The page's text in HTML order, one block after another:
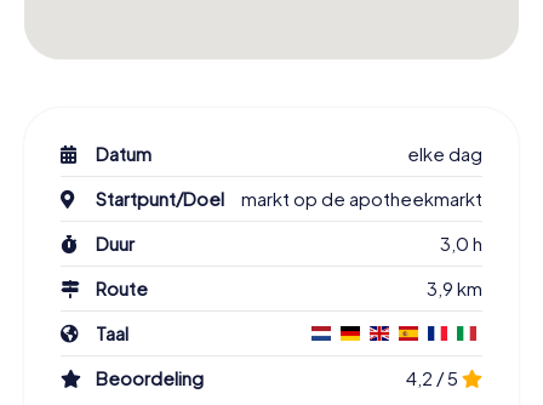
Datum
elke dag
Startpunt/Doel
markt op de apotheekmarkt
Duur
3,0 h
Route
3,9 km
Taal
Beoordeling
4,2 / 5